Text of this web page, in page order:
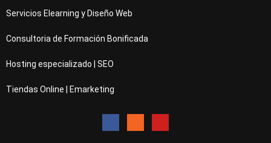
Servicios Elearning y Diseño Web
Consultoria de Formación Bonificada
Hosting especializado | SEO
Tiendas Online | Emarketing